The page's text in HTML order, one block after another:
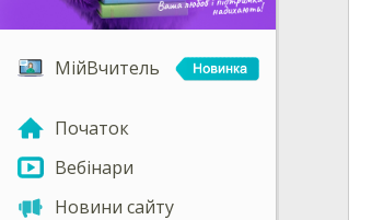
МійВчитель
Початок
Вебінари
Новини сайту